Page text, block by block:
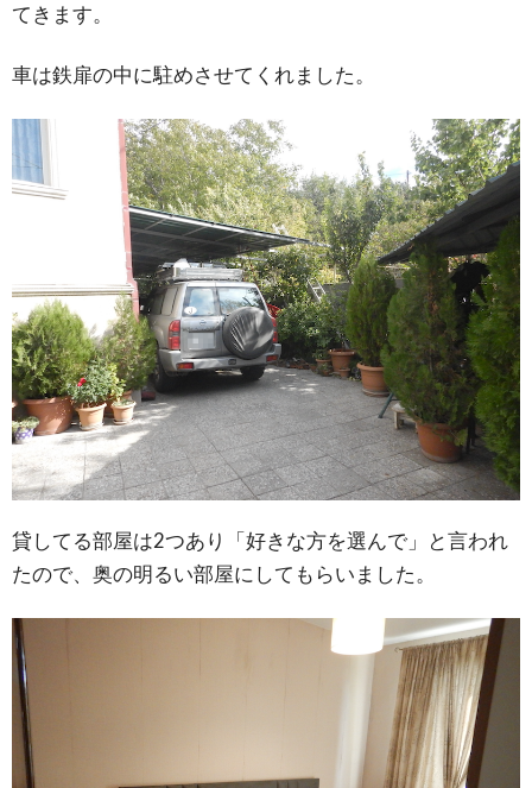
てきます。
車は鉄扉の中に駐めさせてくれました。
貸してる部屋は2つあり「好きな方を選んで」と言われ
たので、奥の明るい部屋にしてもらいました。